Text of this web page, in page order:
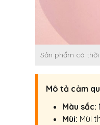
Sản phẩm có
Mô tả cảm
Màu sắc:
Mùi: Mùi